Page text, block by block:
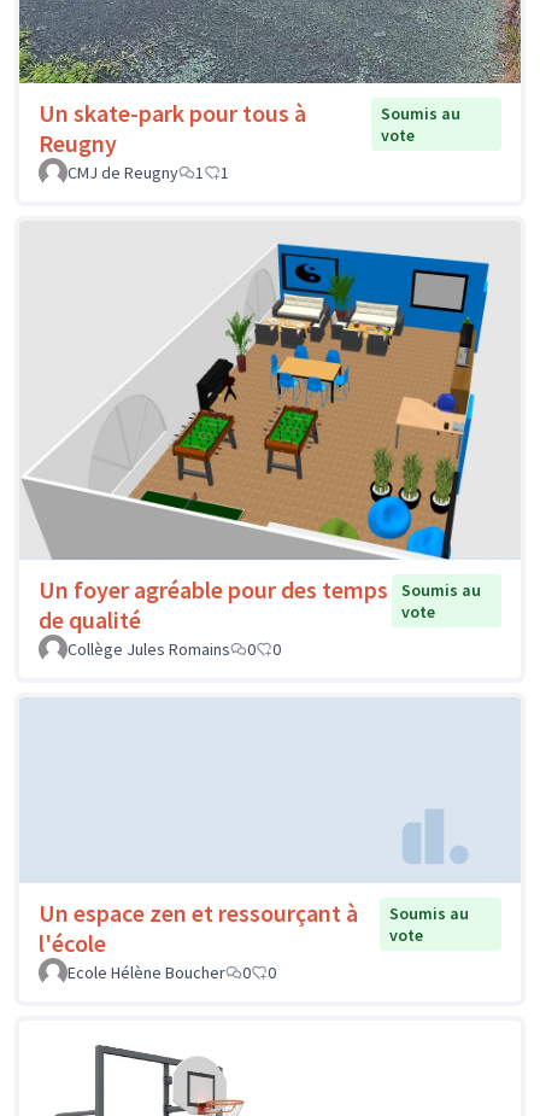
Un skate-park pour tous à
Reugny
Soumis au
vote
CMJ de Reugny
1 1
Un foyer agréable pour des temps
de qualité
Soumis au
vote
Collège Jules Romains
0 0
Un espace zen et ressourçant à
l'école
Soumis au
vote
Ecole Hélène Boucher
0 0